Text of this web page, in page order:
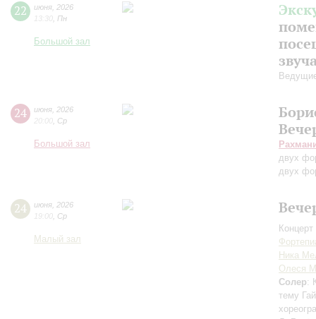
22 июня 2026
13:30 Пн
Большой зал
24 июня 2026
20:00 Ср
Большой зал
двух
двух
24 июня 2026
19:00 Ср
Малый зал
Ника
Олеся
Солер:
тему